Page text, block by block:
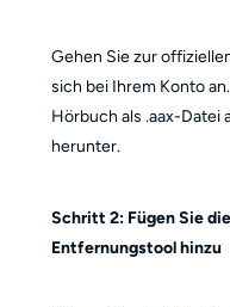
Gehen Sie zur
sich bei Ihrem Konto
Hörbuch als .aax-Datei
herunter.
Schritt 2: Fügen Sie
Entfernungstool hinzu